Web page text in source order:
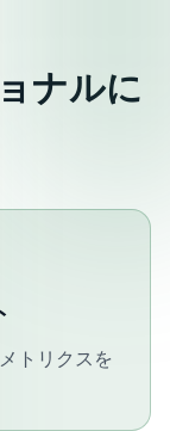
ナルに
トリクスを